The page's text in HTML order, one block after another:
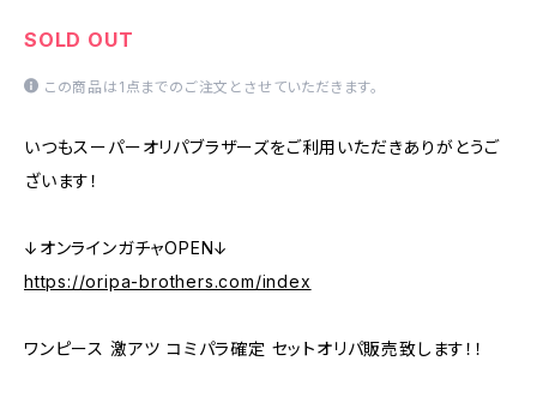
SOLD OUT
この商品は1点までのご注文とさせていただきます。
いつもスーパーオリパブラザーズをご利用いただきありがとうご
ざいます！
↓オンラインガチャOPEN↓
https://oripa-brothers.com/index
ワンピース 激アツ コミパラ確定 セットオリパ販売致します！！